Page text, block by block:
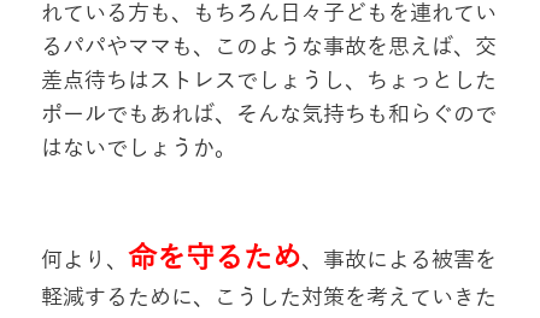
れている方も、もちろん日々子どもを連れてい
るパパやママも、このような事故を思えば、交
差点待ちはストレスでしょうし、ちょっとした
ポールでもあれば、そんな気持ちも和らぐので
はないでしょうか。
何より、 命を守るため、事故による被害を
軽減するために、こうした対策を考えていきた